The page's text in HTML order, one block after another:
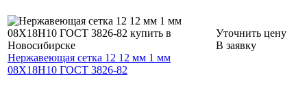
Нержавеющая сетка 12 12 мм 1 мм
08Х18Н10 ГОСТ 3826-82
Уточнить цену
В заявку